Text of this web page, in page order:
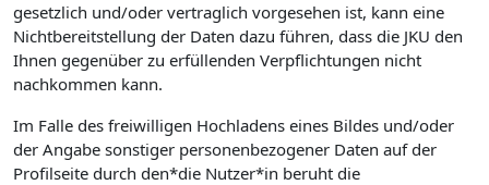
gesetzlich und/oder vertraglich vorgesehen ist, kann eine
Nichtbereitstellung der Daten dazu führen, dass die JKU den
Ihnen gegenüber zu erfüllenden Verpflichtungen nicht
nachkommen kann.
Im Falle des freiwilligen Hochladens eines Bildes und/oder
der Angabe sonstiger personenbezogener Daten auf der
Profilseite durch den*die Nutzer*in beruht die